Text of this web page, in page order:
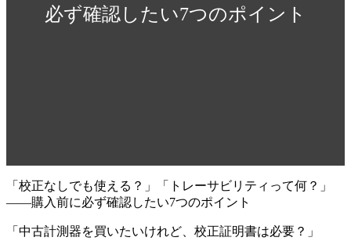
必ず確認したい7つのポイント
「校正なしでも使える？」「トレーサビリティって何？」
——購入前に必ず確認したい7つのポイント
「中古計測器を買いたいけれど、校正証明書は必要？」